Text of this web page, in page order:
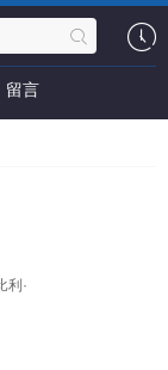
留言
利·